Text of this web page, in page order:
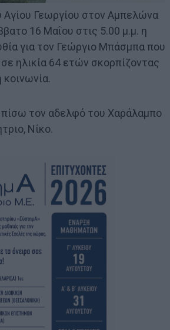
Αγίου Γεωργίου στον Αμπελώνα
16 Μαΐου στις 5.00 μ.μ. η
για τον Γεώργιο Μπάσμπα που
ηλικία 64 ετών σκορπίζοντας
τον αδελφό του Χαράλαμπο
Νίκο.